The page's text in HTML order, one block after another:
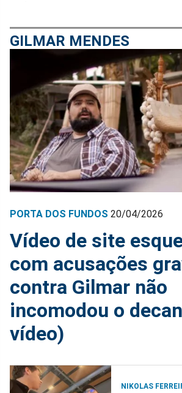
GILMAR MENDES
PORTA DOS FUNDOS 20/04/2026
Vídeo de site
com acusações
contra Gilmar não
incomodou o
vídeo)
NIKOLAS